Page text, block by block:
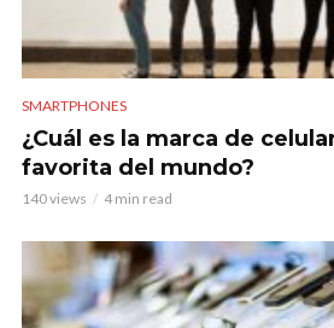
SMARTPHONES
¿Cuál es la marca de
favorita del mundo?
140 views 4 min read